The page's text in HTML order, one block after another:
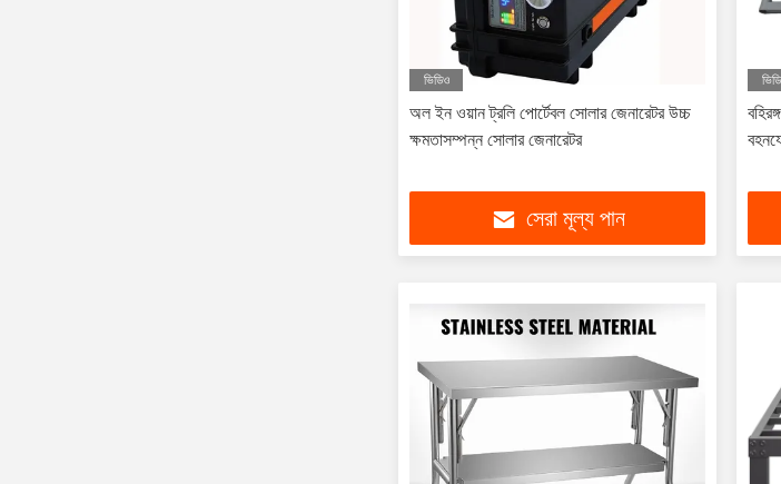
ভিডিও
অল ইন ওয়ান ট্রলি পোর্টেবল সোলার জেনারেটর উচ্চ
ক্ষমতাসম্পন্ন সোলার জেনারেটর
সেরা মূল্য পান